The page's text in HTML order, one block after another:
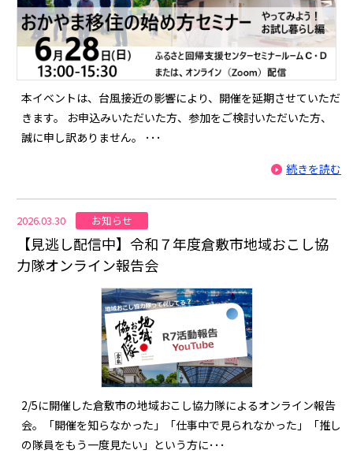
本イベントは、台風接近の影響により、開催を延期させていただ
きます。 お申込みいただいた方、参加をご検討いただいた方、
誠に申し訳ありません。 ･･･
続きを読む
2026.03.30 お知らせ
【見逃し配信中】令和７年度倉敷市地域おこし協
力隊オンライン報告会
2/5に開催した倉敷市の地域おこし協力隊によるオンライン報告
会。「開催を知らなかった」「仕事中で見られなかった」「推し
の隊員をもう一度見たい」という方に･･･